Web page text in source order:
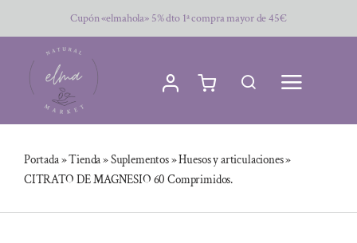
al
contenido
Cupón «elmahola» 5% dto 1ª compra mayor de 45€
Portada»Tienda»Suplementos»Huesos y articulaciones»
CITRATO DE MAGNESIO 60 Comprimidos.